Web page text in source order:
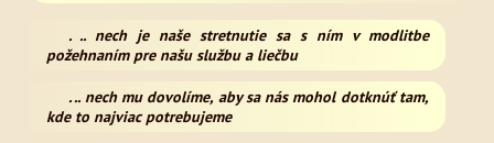
. .. nech je naše stretnutie sa s ním v modlitbe
požehnaním pre našu službu a liečbu
. .. nech mu dovolíme, aby sa nás mohol dotknúť tam,
kde to najviac potrebujeme